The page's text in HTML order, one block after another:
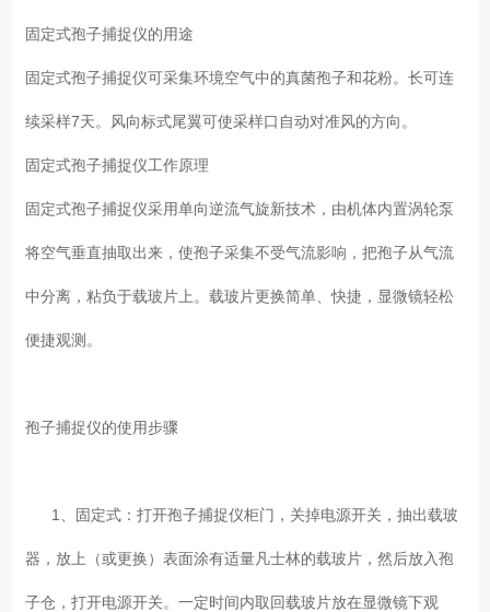
固定式孢子捕捉仪的用途
固定式孢子捕捉仪可采集环境空气中的真菌孢子和花粉。长可连
续采样7天。风向标式尾翼可使采样口自动对准风的方向。
固定式孢子捕捉仪工作原理
固定式孢子捕捉仪采用单向逆流气旋新技术，由机体内置涡轮泵
将空气垂直抽取出来，使孢子采集不受气流影响，把孢子从气流
中分离，粘负于载玻片上。载玻片更换简单、快捷，显微镜轻松
便捷观测。
孢子捕捉仪的使用步骤
1、固定式：打开孢子捕捉仪柜门，关掉电源开关，抽出载玻
器，放上（或更换）表面涂有适量凡士林的载玻片，然后放入孢
子仓，打开电源开关。一定时间内取回载玻片放在显微镜下观